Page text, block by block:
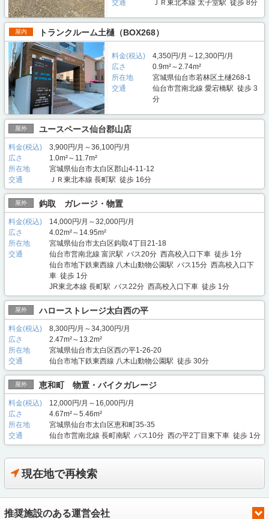
交通 ＪＲ東北本線 太子堂駅 徒歩 8分
屋内 トランクルーム土樋（BOX268）
料金(税込)
4,350円/月～12,300円/月
広さ
0.9m²～2.74m²
所在地
宮城県仙台市若林区土樋268-1
交通
仙台市営南北線 愛宕橋駅 徒歩 3
分
屋外 ユースペース仙台郡山店
料金(税込)
3,900円/月～36,100円/月
広さ
1.0m²～11.7m²
所在地
宮城県仙台市太白区郡山4-11-12
交通
ＪＲ東北本線 長町駅 徒歩 16分
屋外 鈎取 ガレージ・物置
料金(税込)
14,000円/月～32,000円/月
広さ
4.02m²～14.95m²
所在地
宮城県仙台市太白区鈎取4丁目21-18
交通
仙台市営南北線 富沢駅 バス20分 西高校入口下車 徒歩 1分
仙台市地下鉄東西線 八木山動物公園駅 バス15分 西高校入口下
車 徒歩 1分
JR東北本線 長町駅 バス22分 西高校入口下車 徒歩 1分
屋外 ハローストレージ太白西の平
料金(税込)
8,300円/月～34,300円/月
広さ
2.47m²～13.2m²
所在地
宮城県仙台市太白区西の平1-26-20
交通
仙台市地下鉄東西線 八木山動物公園駅 徒歩 30分
屋外 恵和町 物置・バイクガレージ
料金(税込)
12,000円/月～16,000円/月
広さ
4.67m²～5.46m²
所在地
宮城県仙台市太白区恵和町35-35
交通
仙台市営南北線 長町南駅 バス10分 西の平2丁目東下車 徒歩 1分
現在地で再検索
推奨施設のある運営会社